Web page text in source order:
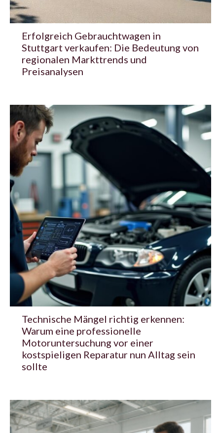
Erfolgreich Gebrauchtwagen in
Stuttgart verkaufen: Die Bedeutung von
regionalen Markttrends und
Preisanalysen
Technische Mängel richtig erkennen:
Warum eine professionelle
Motoruntersuchung vor einer
kostspieligen Reparatur nun Alltag sein
sollte